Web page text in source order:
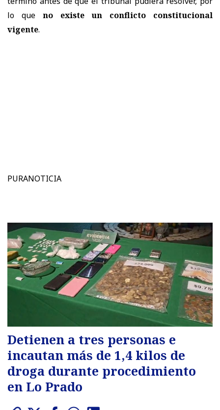
lo que no existe un conflicto constitucional
vigente.
PURANOTICIA
Detienen a tres personas e
incautan más de 1,4 kilos de
droga durante procedimiento
en Lo Prado